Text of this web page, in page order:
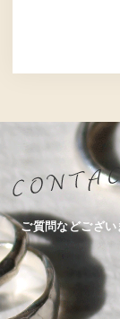
ご質問などござ